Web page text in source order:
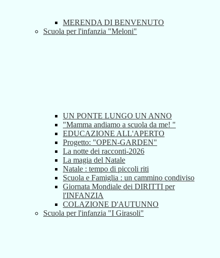
MERENDA DI BENVENUTO
Scuola per l'infanzia "Meloni"
UN PONTE LUNGO UN ANNO
"Mamma andiamo a scuola da me! "
EDUCAZIONE ALL'APERTO
Progetto: "OPEN-GARDEN"
La notte dei racconti-2026
La magia del Natale
Natale : tempo di piccoli riti
Scuola e Famiglia : un cammino condiviso
Giornata Mondiale dei DIRITTI per
l'INFANZIA
COLAZIONE D'AUTUNNO
Scuola per l'infanzia "I Girasoli"